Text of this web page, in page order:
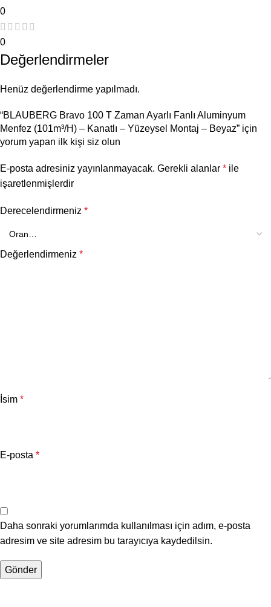
0
0
Değerlendirmeler
Henüz değerlendirme yapılmadı.
“BLAUBERG Bravo 100 T Zaman Ayarlı Fanlı Aluminyum
Menfez (101m³/H) – Kanatlı – Yüzeysel Montaj – Beyaz” için
yorum yapan ilk kişi siz olun
E-posta adresiniz yayınlanmayacak. Gerekli alanlar * ile
işaretlenmişlerdir
Derecelendirmeniz *
Değerlendirmeniz *
İsim *
E-posta *
Daha sonraki yorumlarımda kullanılması için adım, e-posta
adresim ve site adresim bu tarayıcıya kaydedilsin.